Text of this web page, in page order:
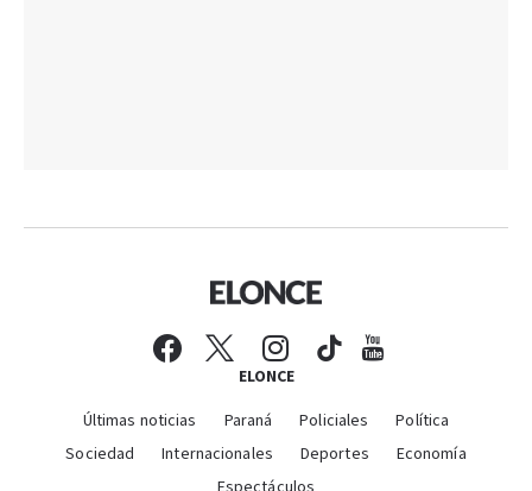
ELONCE
Últimas noticias Paraná Policiales
Política
Sociedad
Internacionales Deportes
Economía